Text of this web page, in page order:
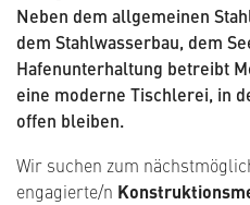
Neben dem allgemeinen
dem Stahlwasserbau, dem
Hafenunterhaltung betreibt
eine moderne Tischlerei, in
offen bleiben.
Wir suchen zum
engagierte/n